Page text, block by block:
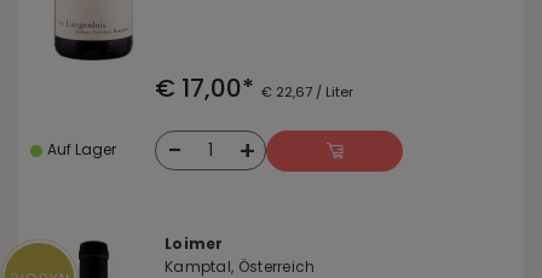
€ 17,00* € 22,67 / Liter
Auf Lager - 1 +
Loimer
Kamptal, Österreich